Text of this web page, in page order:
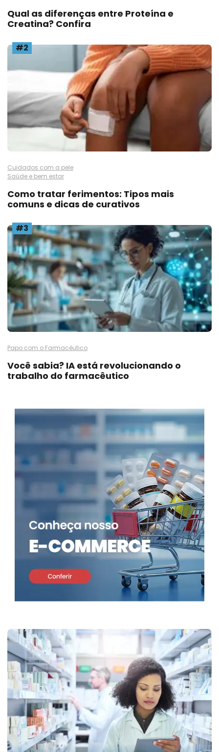
Qual as diferenças entre Proteína e
Creatina? Confira
#2
Cuidados com a pele
Saúde e bem estar
Como tratar ferimentos: Tipos mais
comuns e dicas de curativos
#3
Papo com o Farmacêutico
Você sabia? IA está revolucionando o
trabalho do farmacêutico